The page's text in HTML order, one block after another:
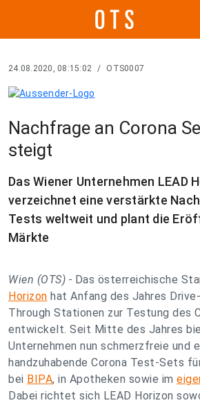
24.08.2020, 08:15:02 / OTS0007
Nachfrage an Corona
steigt
Das Wiener Unternehmen LEAD
verzeichnet eine verstärkte
Tests weltweit und plant die
Märkte
Wien (OTS) - Das österreichische
Horizon hat Anfang des Jahres
Through Stationen zur Testung des
entwickelt. Seit Mitte des Jahres
Unternehmen nun schmerzfreie und
handzuhabende Corona Test-Sets
bei BIPA, in Apotheken sowie im
Dabei richtet sich LEAD Horizon